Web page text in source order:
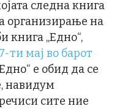
следна книга
организирање на
книга „Едно“,
ти мај во барот
е обид да се
навидум
сите ние